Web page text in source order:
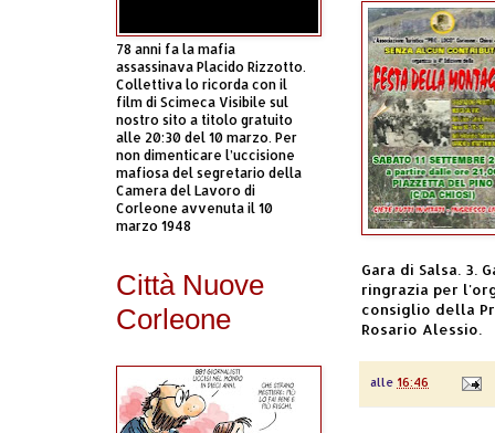
Gara di Salsa. 3.
ringrazia per
consiglio della
Rosario Alessio.
alle 16:46
78 anni fa la mafia
assassinava Placido Rizzotto.
Collettiva lo ricorda con il
film di Scimeca Visibile sul
nostro sito a titolo gratuito
alle 20:30 del 10 marzo. Per
non dimenticare l’uccisione
mafiosa del segretario della
Camera del Lavoro di
Corleone avvenuta il 10
marzo 1948
Città Nuove
Corleone